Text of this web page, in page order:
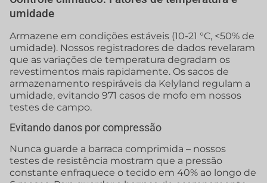
umidade
Armazene em condições estáveis (10-21 °C, <50% de
umidade). Nossos registradores de dados revelaram
que as variações de temperatura degradam os
revestimentos mais rapidamente. Os sacos de
armazenamento respiráveis da Kelyland regulam a
umidade, evitando 971 casos de mofo em nossos
testes de campo.
Evitando danos por compressão
Nunca guarde a barraca comprimida – nossos
testes de resistência mostram que a pressão
constante enfraquece o tecido em 40% ao longo de